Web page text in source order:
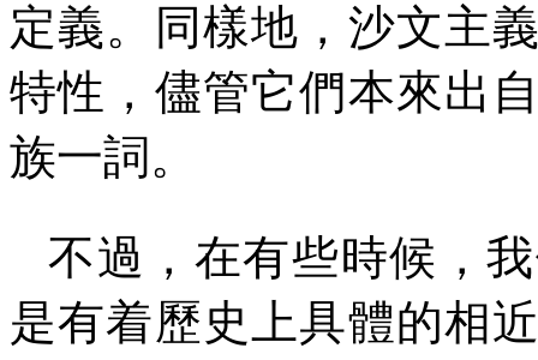
定義。同樣地，沙文主
特性，儘管它們本來出
族一詞。
不過，在有些時候，
是有着歷史上具體的相